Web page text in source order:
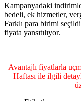
Kampanyadaki
bedeli, ek hizmetler,
Farklı para birimi
fiyata yansıtılıyor.
Avantajlı fiyatlarla
Haftası ile ilgili